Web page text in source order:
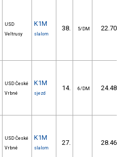
USD
Veltrusy
K1M
slalom
38. 5/DM 22.70
USD České
Vrbné
K1M
sjezd
14. 6/DM 24.48
USD České
Vrbné
K1M
slalom
27. 28.46